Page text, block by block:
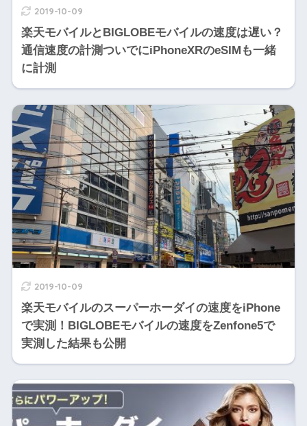
2019-10-09
楽天モバイルとBIGLOBEモバイルの速度は遅い？
通信速度の計測ついでにiPhoneXRのeSIMも一緒
に計測
2019-10-09
楽天モバイルのスーパーホーダイの速度をiPhone
で実測！BIGLOBEモバイルの速度をZenfone5で
実測した結果も公開